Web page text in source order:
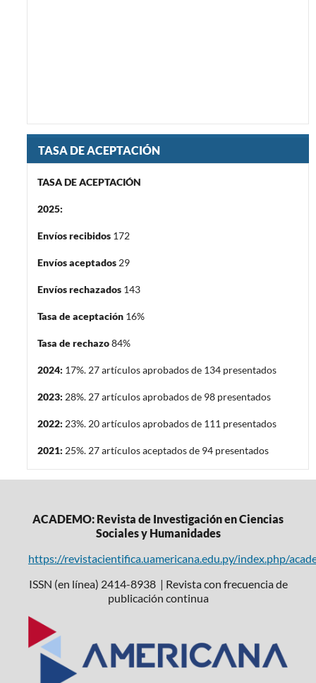
TASA DE ACEPTACIÓN
TASA DE ACEPTACIÓN
2025:
Envíos recibidos172
Envíos aceptados29
Envíos rechazados143
Tasa de aceptación16%
Tasa de rechazo84%
2024: 17%. 27 artículos aprobados de 134 presentados
2023: 28%. 27 artículos aprobados de 98 presentados
2022: 23%. 20 artículos aprobados de 111 presentados
2021: 25%. 27 artículos aceptados de 94 presentados
ACADEMO: Revista de Investigación en Ciencias
Sociales y Humanidades
https://revistacientifica.uamericana.edu.py/index.php/
ISSN (en línea) 2414-8938 | Revista con frecuencia de
publicación continua